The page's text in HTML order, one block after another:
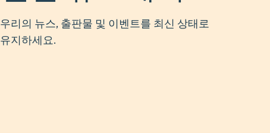
우리의 뉴스, 출판물 및 이벤트를 최신 상태로
유지하세요.